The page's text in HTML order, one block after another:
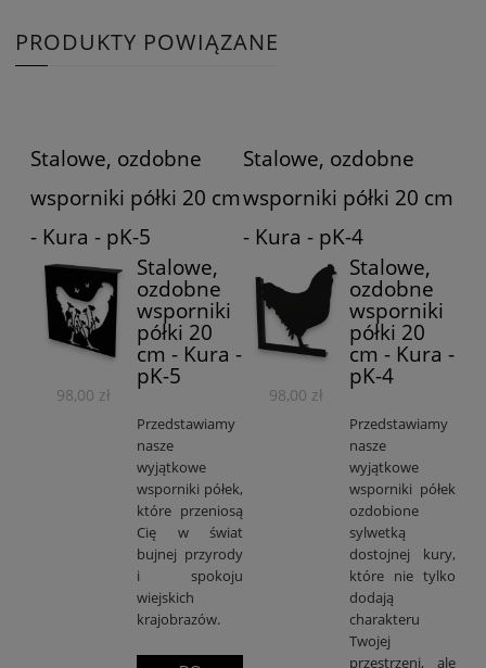
PRODUKTY POWIĄZANE
Stalowe, ozdobne
wsporniki półki 20 cm
- Kura - pK-5
98,00 zł
Stalowe,
ozdobne
wsporniki
półki 20
cm - Kura -
pK-5
Przedstawiamy
nasze
wyjątkowe
wsporniki półek,
które przeniosą
Cię w świat
bujnej przyrody
i spokoju
wiejskich
krajobrazów.
Stalowe, ozdobne
wsporniki półki 20 cm
- Kura - pK-4
98,00 zł
Stalowe,
ozdobne
wsporniki
półki 20
cm - Kura -
pK-4
Przedstawiamy
nasze
wyjątkowe
wsporniki półek
ozdobione
sylwetką
dostojnej kury,
które nie tylko
dodają
charakteru
Twojej
przestrzeni, ale